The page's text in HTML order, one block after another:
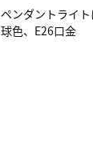
ペンダントライ
球色、E26口金